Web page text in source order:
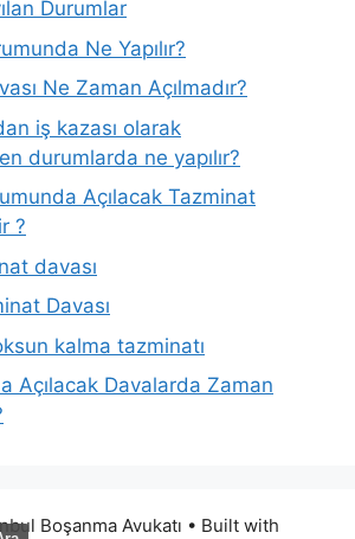
Durumlar
Ne Yapılır?
Ne Zaman Açılmadır?
iş kazası olarak
durumlarda ne yapılır?
Açılacak Tazminat
?
davası
Davası
kalma tazminatı
Açılacak Davalarda Zaman
Boşanma Avukatı • Built with